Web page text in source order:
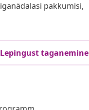
pakkumisi,
Lepingust taganemine